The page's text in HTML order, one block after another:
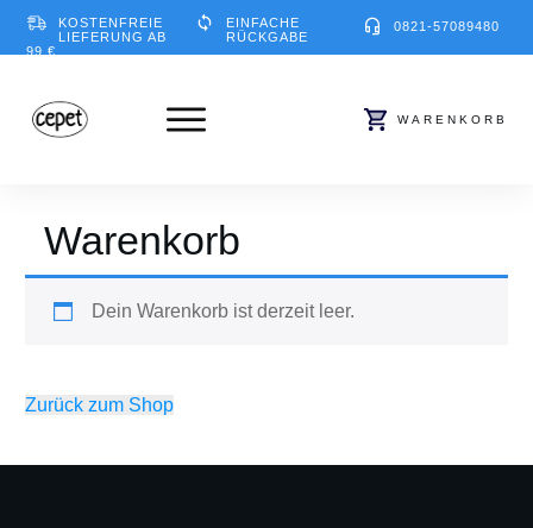
KOSTENFREIE
LIEFERUNG AB
99 €
EINFACHE
RÜCKGABE
0821-57089480
WARENKORB
Warenkorb
Dein Warenkorb ist derzeit leer.
Zurück zum Shop